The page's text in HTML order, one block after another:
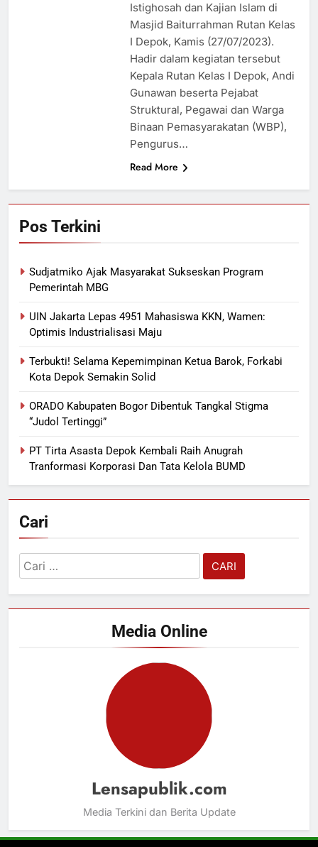
Istighosah dan Kajian Islam di
Masjid Baiturrahman Rutan Kelas
I Depok, Kamis (27/07/2023).
Hadir dalam kegiatan tersebut
Kepala Rutan Kelas I Depok, Andi
Gunawan beserta Pejabat
Struktural, Pegawai dan Warga
Binaan Pemasyarakatan (WBP),
Pengurus…
Read More
Pos Terkini
Sudjatmiko Ajak Masyarakat Sukseskan Program
Pemerintah MBG
UIN Jakarta Lepas 4951 Mahasiswa KKN, Wamen:
Optimis Industrialisasi Maju
Terbukti! Selama Kepemimpinan Ketua Barok, Forkabi
Kota Depok Semakin Solid
ORADO Kabupaten Bogor Dibentuk Tangkal Stigma
“Judol Tertinggi”
PT Tirta Asasta Depok Kembali Raih Anugrah
Tranformasi Korporasi Dan Tata Kelola BUMD
Cari
Cari
untuk:
Media Online
Lensapublik.com
Media Terkini dan Berita Update